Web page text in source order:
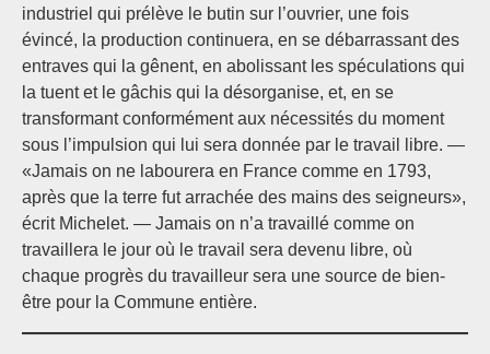
industriel qui prélève le butin sur l’ouvrier, une fois
évincé, la production continuera, en se débarrassant des
entraves qui la gênent, en abolissant les spéculations qui
la tuent et le gâchis qui la désorganise, et, en se
transformant conformément aux nécessités du moment
sous l’impulsion qui lui sera donnée par le travail libre. —
«Jamais on ne labourera en France comme en 1793,
après que la terre fut arrachée des mains des seigneurs»,
écrit Michelet. — Jamais on n’a travaillé comme on
travaillera le jour où le travail sera devenu libre, où
chaque progrès du travailleur sera une source de bien-
être pour la Commune entière.